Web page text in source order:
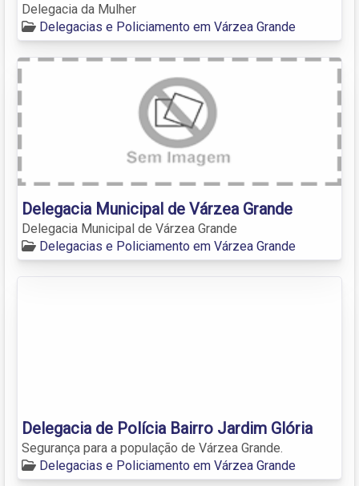
Delegacia da Mulher
Delegacias e Policiamento em Várzea Grande
Delegacia Municipal de Várzea Grande
Delegacia Municipal de Várzea Grande
Delegacias e Policiamento em Várzea Grande
Delegacia de Polícia Bairro Jardim Glória
Segurança para a população de Várzea Grande.
Delegacias e Policiamento em Várzea Grande